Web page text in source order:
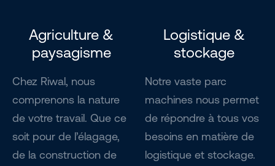
Agriculture &
paysagisme
Chez Riwal, nous
comprenons la nature
de votre travail. Que ce
soit pour de l’élagage,
de la construction de
Logistique &
stockage
Notre vaste parc
machines nous permet
de répondre à tous vos
besoins en matière de
logistique et stockage.